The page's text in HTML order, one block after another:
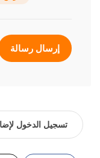
إرسال رسالة
تسجيل الدخول